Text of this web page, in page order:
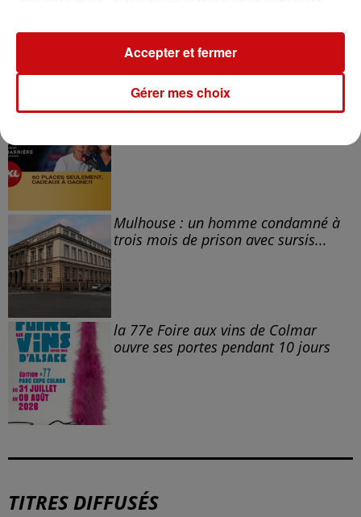
À LA UNE
DKL en direct du Casino Barrière
Mulhouse : un homme condamné à
trois mois de prison avec sursis...
la 77e Foire aux vins de Colmar
ouvre ses portes pendant 10 jours
TITRES DIFFUSÉS
Gérer mes choix
Accepter et fermer